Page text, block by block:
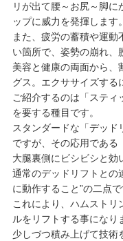
リが出て腰～お尻～脚
ップに威力を発揮します。
また、疲労の蓄積や運動
い箇所で、姿勢の崩れ、
美容と健康の両面から、
グス。エクササイズする
ご紹介するのは「スティ
を要する種目です。
スタンダードな「デッド
ですが、その応用である
大腿裏側にビシビシと効
通常のデッドリフトとの
に動作すること”の二点で
これにより、ハムストリ
ルをリフトする事になり
少しづつ積み上げて技術